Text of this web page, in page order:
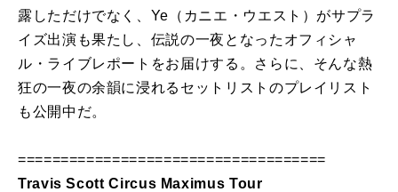
露しただけでなく、Ye（カニエ・ウエスト）がサプラ
イズ出演も果たし、伝説の一夜となったオフィシャ
ル・ライブレポートをお届けする。さらに、そんな熱
狂の一夜の余韻に浸れるセットリストのプレイリスト
も公開中だ。
====================================
Travis Scott Circus Maximus Tour